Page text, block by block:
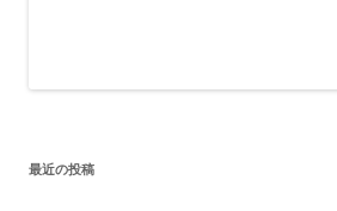
最近の投稿